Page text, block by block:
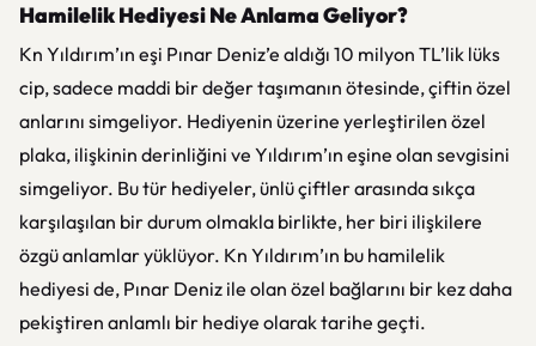
Hamilelik Hediyesi Ne Anlama Geliyor?
Kn Yıldırım’ın eşi Pınar Deniz’e aldığı 10 milyon TL’lik lüks
cip, sadece maddi bir değer taşımanın ötesinde, çiftin özel
anlarını simgeliyor. Hediyenin üzerine yerleştirilen özel
plaka, ilişkinin derinliğini ve Yıldırım’ın eşine olan sevgisini
simgeliyor. Bu tür hediyeler, ünlü çiftler arasında sıkça
karşılaşılan bir durum olmakla birlikte, her biri ilişkilere
özgü anlamlar yüklüyor. Kn Yıldırım’ın bu hamilelik
hediyesi de, Pınar Deniz ile olan özel bağlarını bir kez daha
pekiştiren anlamlı bir hediye olarak tarihe geçti.